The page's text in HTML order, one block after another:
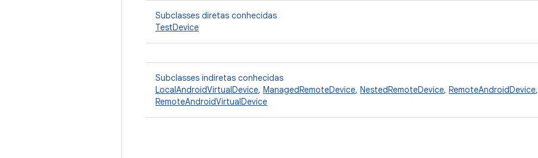
Subclasses diretas conhecidas
TestDevice
Subclasses indiretas conhecidas
LocalAndroidVirtualDevice, ManagedRemoteDevice, NestedRemoteDevice, RemoteAndroidDevice,
RemoteAndroidVirtualDevice